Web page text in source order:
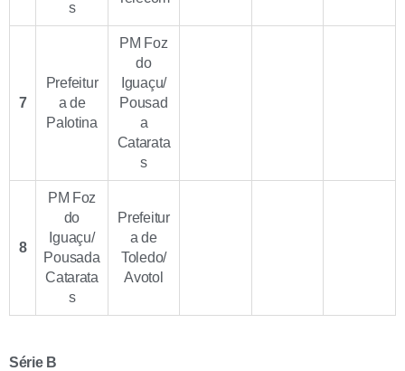
s
7
Prefeitur
a de
Palotina
PM Foz
do
Iguaçu/
Pousad
a
Catarata
s
8
PM Foz
do
Iguaçu/
Pousada
Catarata
s
Prefeitur
a de
Toledo/
Avotol
Série B